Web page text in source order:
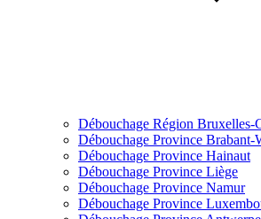
Débouchage Région Bruxelles-
Débouchage Province Brabant-
Débouchage Province Hainaut
Débouchage Province Liège
Débouchage Province Namur
Débouchage Province